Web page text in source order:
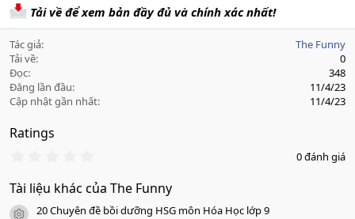
Tải về để xem bản đầy đủ và chính xác nhất!
Tác giả
The Funny
Tải về
0
Đọc
348
Đăng lần đầu
11/4/23
Cập nhật gần nhất
11/4/23
Ratings
0
0
s
a
0 đánh giá
Tài liệu khác của The Funny
20 Chuyên đề bồi dưỡng HSG môn Hóa Học lớp 9